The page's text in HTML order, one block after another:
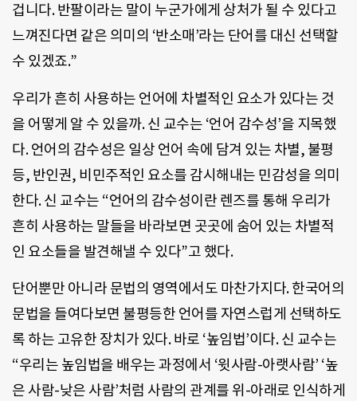
겁니다. 반팔이라는 말이 누군가에게 상처가 될 수 있다고
느껴진다면 같은 의미의 ‘반소매’라는 단어를 대신 선택할
수 있겠죠.”
우리가 흔히 사용하는 언어에 차별적인 요소가 있다는 것
을 어떻게 알 수 있을까. 신 교수는 ‘언어 감수성’을 지목했
다. 언어의 감수성은 일상 언어 속에 담겨 있는 차별, 불평
등, 반인권, 비민주적인 요소를 감시해내는 민감성을 의미
한다. 신 교수는 “언어의 감수성이란 렌즈를 통해 우리가
흔히 사용하는 말들을 바라보면 곳곳에 숨어 있는 차별적
인 요소들을 발견해낼 수 있다”고 했다.
단어뿐만 아니라 문법의 영역에서도 마찬가지다. 한국어의
문법을 들여다보면 불평등한 언어를 자연스럽게 선택하도
록 하는 고유한 장치가 있다. 바로 ‘높임법’이다. 신 교수는
“우리는 높임법을 배우는 과정에서 ‘윗사람-아랫사람’ ‘높
은 사람-낮은 사람’처럼 사람의 관계를 위-아래로 인식하게